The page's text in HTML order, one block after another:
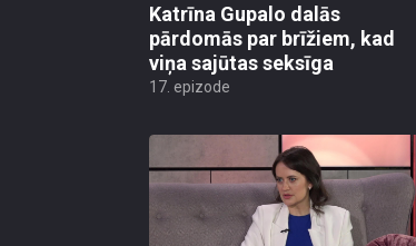
Katrīna Gupalo dalās
pārdomās par brīžiem, kad
viņa sajūtas seksīga
17. epizode